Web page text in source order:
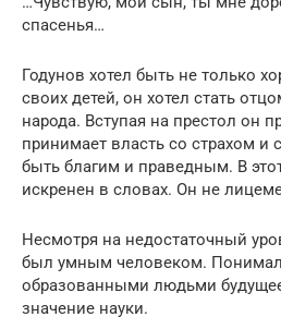
спасенья…
Годунов хотел быть не только
своих детей, он хотел стать
народа. Вступая на престол он
принимает власть со страхом и
быть благим и праведным. В
искренен в словах. Он не
Несмотря на недостаточный
был умным человеком.
образованными людьми
значение науки.